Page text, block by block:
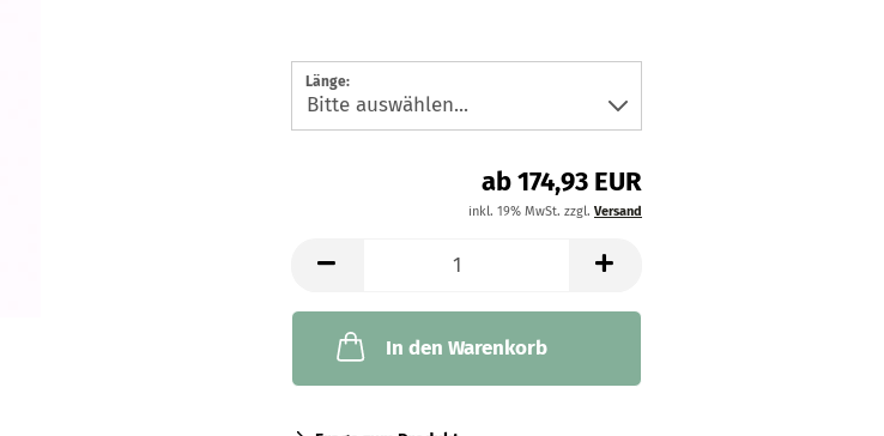
Länge:
ab 174,93 EUR
inkl. 19% MwSt. zzgl. Versand
In den Warenkorb